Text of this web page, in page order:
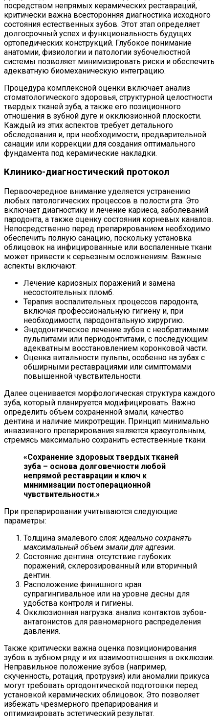
посредством непрямых керамических реставраций,
критически важна всесторонняя диагностика исходного
состояния естественных зубов. Этот этап определяет
долгосрочный успех и функциональность будущих
ортопедических конструкций. Глубокое понимание
анатомии, физиологии и патологии зубочелюстной
системы позволяет минимизировать риски и обеспечить
адекватную биомеханическую интеграцию.
Процедура комплексной оценки включает анализ
стоматологического здоровья, структурной целостности
твердых тканей зуба, а также его позиционного
отношения в зубной дуге и окклюзионной плоскости.
Каждый из этих аспектов требует детального
обследования и, при необходимости, предварительной
санации или коррекции для создания оптимального
фундамента под керамические накладки.
Клинико-диагностический протокол
Первоочередное внимание уделяется устранению
любых патологических процессов в полости рта. Это
включает диагностику и лечение кариеса, заболеваний
пародонта, а также оценку состояния корневых каналов.
Непосредственно перед препарированием необходимо
обеспечить полную санацию, поскольку установка
облицовок на инфицированные или воспаленные ткани
может привести к серьезным осложнениям. Важные
аспекты включают:
Лечение кариозных поражений и замена
несостоятельных пломб.
Терапия воспалительных процессов пародонта,
включая профессиональную гигиену и, при
необходимости, пародонтальную хирургию.
Эндодонтическое лечение зубов с необратимыми
пульпитами или периодонтитами, с последующим
адекватным восстановлением коронковой части.
Оценка витальности пульпы, особенно на зубах с
обширными реставрациями или симптомами
повышенной чувствительности.
Далее оценивается морфологическая структура каждого
зуба, который планируется модифицировать. Важно
определить объем сохраненной эмали, качество
дентина и наличие микротрещин. Принцип минимально
инвазивного препарирования является краеугольным,
стремясь максимально сохранить естественные ткани.
«Сохранение здоровых твердых тканей
зуба – основа долговечности любой
непрямой реставрации и ключ к
минимизации постоперационной
чувствительности.»
При препарировании учитываются следующие
параметры:
Толщина эмалевого слоя: идеально сохранять
максимальный объем эмали для адгезии.
Состояние дентина: отсутствие глубоких
поражений, склерозированный или вторичный
дентин.
Расположение финишного края:
супрагингивальное или на уровне десны для
удобства контроля и гигиены.
Окклюзионная нагрузка: анализ контактов зубов-
антагонистов для равномерного распределения
давления.
Также критически важна оценка позиционирования
зубов в зубном ряду и их взаимоотношения в окклюзии.
Неправильное положение зубов (например,
скученность, ротация, протрузия) или аномалии прикуса
могут требовать ортодонтической подготовки перед
установкой керамических облицовок. Это позволяет
избежать чрезмерного препарирования и
оптимизировать эстетический результат.